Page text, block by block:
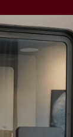
jag inte längre
Att